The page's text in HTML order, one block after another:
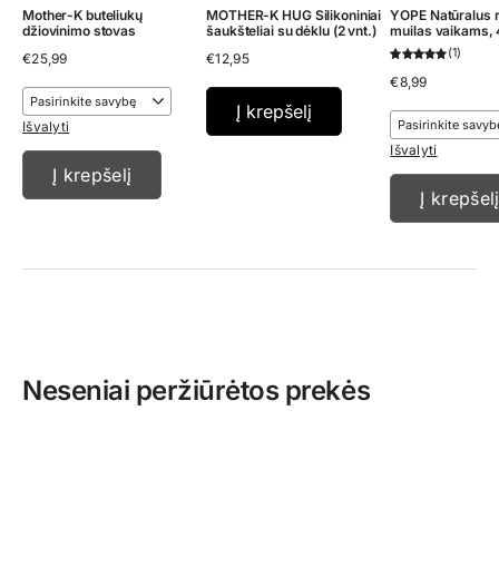
Mother-K buteliukų
džiovinimo stovas
€25,99
Išvalyti
Į krepšelį
MOTHER-K HUG Silikoniniai
šaukšteliai su dėklu (2 vnt.)
€12,95
Į krepšelį
YOPE Natūralus
muilas vaikams,
1
€8,99
Išvalyti
Į krepšelį
Neseniai peržiūrėtos prekės